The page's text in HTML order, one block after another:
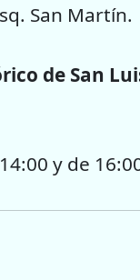
San Martín.
de San
y de